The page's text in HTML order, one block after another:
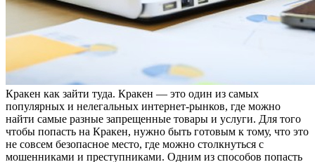
Крaкeн кaк зaйти туда. Кракен — это один из самых
популярных и нелегальных интернет-рынков, где можно
найти самые разные запрещенные товары и услуги. Для того
чтобы попасть на Кракен, нужно быть готовым к тому, что это
не совсем безопасное место, где можно столкнуться с
мошенниками и преступниками. Одним из способов попасть